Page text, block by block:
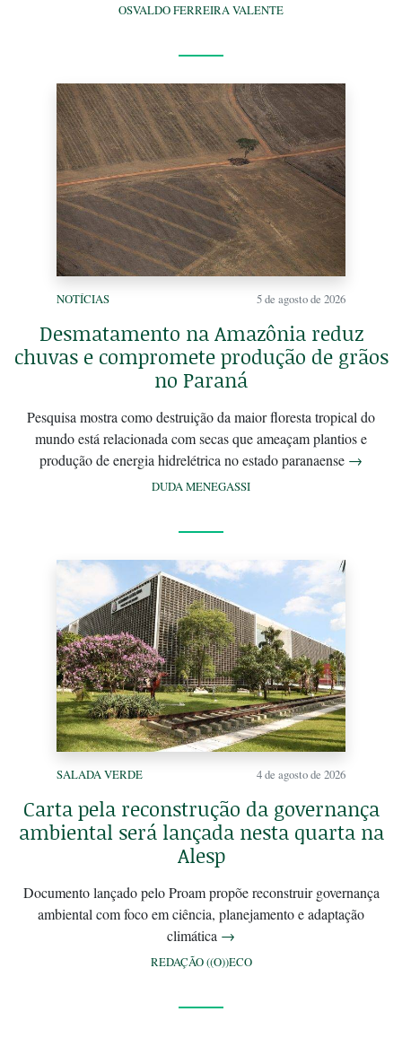
OSVALDO FERREIRA VALENTE
NOTÍCIAS 5 de agosto de 2026
Desmatamento na Amazônia reduz
chuvas e compromete produção de grãos
no Paraná
Pesquisa mostra como destruição da maior floresta tropical do
mundo está relacionada com secas que ameaçam plantios e
produção de energia hidrelétrica no estado paranaense →
DUDA MENEGASSI
SALADA VERDE 4 de agosto de 2026
Carta pela reconstrução da governança
ambiental será lançada nesta quarta na
Alesp
Documento lançado pelo Proam propõe reconstruir governança
ambiental com foco em ciência, planejamento e adaptação
climática →
REDAÇÃO ((O))ECO